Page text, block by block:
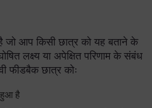
जो आप किसी छात्र को यह बताने के
लक्ष्य या अपेक्षित परिणाम के संबंध
फीडबैक छात्र कोः
हुआ है